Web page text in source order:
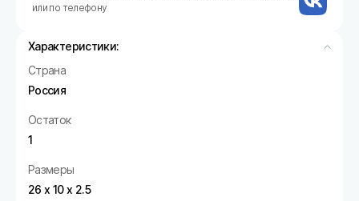
или по телефону
Характеристики:
Страна
Россия
Остаток
1
Размеры
26 х 10 х 2.5